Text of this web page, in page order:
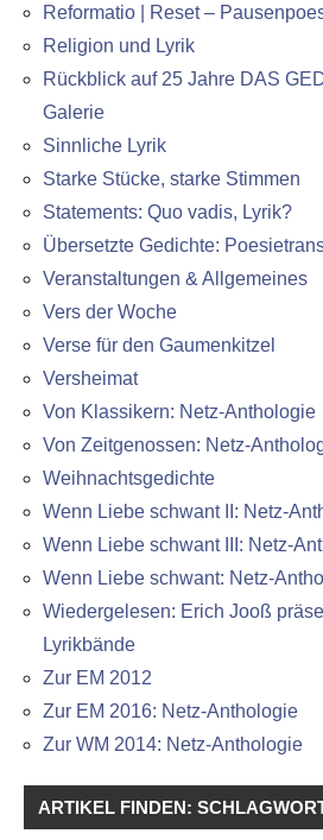
Reformatio | Reset –
Religion und Lyrik
Rückblick auf 25 Jahre DAS
Galerie
Sinnliche Lyrik
Starke Stücke, starke Stimmen
Statements: Quo vadis, Lyrik?
Übersetzte Gedichte:
Veranstaltungen & Allgemeines
Vers der Woche
Verse für den Gaumenkitzel
Versheimat
Von Klassikern: Netz-Anthologie
Von Zeitgenossen: Netz-
Weihnachtsgedichte
Wenn Liebe schwant II: Netz-
Wenn Liebe schwant III: Netz-
Wenn Liebe schwant: Netz-
Wiedergelesen: Erich Jooß
Lyrikbände
Zur EM 2012
Zur EM 2016: Netz-Anthologie
Zur WM 2014: Netz-Anthologie
ARTIKEL FINDEN: